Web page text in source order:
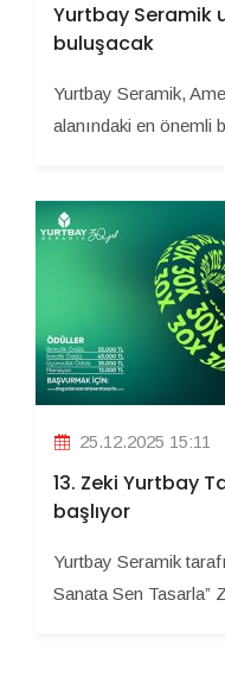
Yurtbay Seramik
buluşacak
Yurtbay Seramik,
alanındaki en önemli
25.12.2025 15:11
13. Zeki Yurtbay
başlıyor
Yurtbay Seramik
Sanata Sen Tasarla”